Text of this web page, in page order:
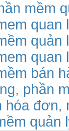
mềm
quan
quản
quan
bán
, phần
hóa đơn,
quản